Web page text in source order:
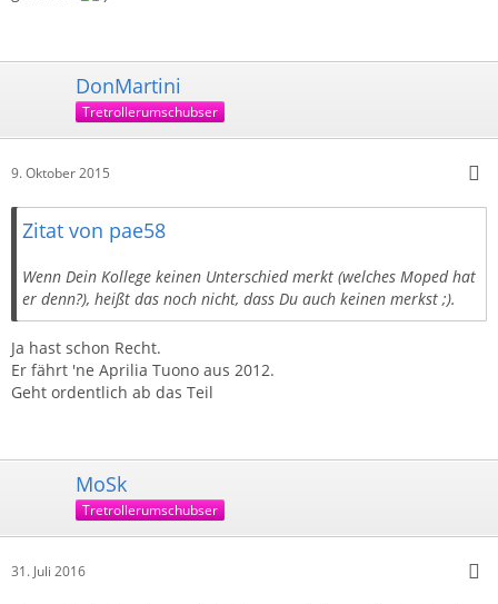
DonMartini
Tretrollerumschubser
9. Oktober 2015
Zitat von pae58
Wenn Dein Kollege keinen Unterschied merkt (welches Moped hat
er denn?), heißt das noch nicht, dass Du auch keinen merkst ;).
Ja hast schon Recht.
Er fährt 'ne Aprilia Tuono aus 2012.
Geht ordentlich ab das Teil
MoSk
Tretrollerumschubser
31. Juli 2016